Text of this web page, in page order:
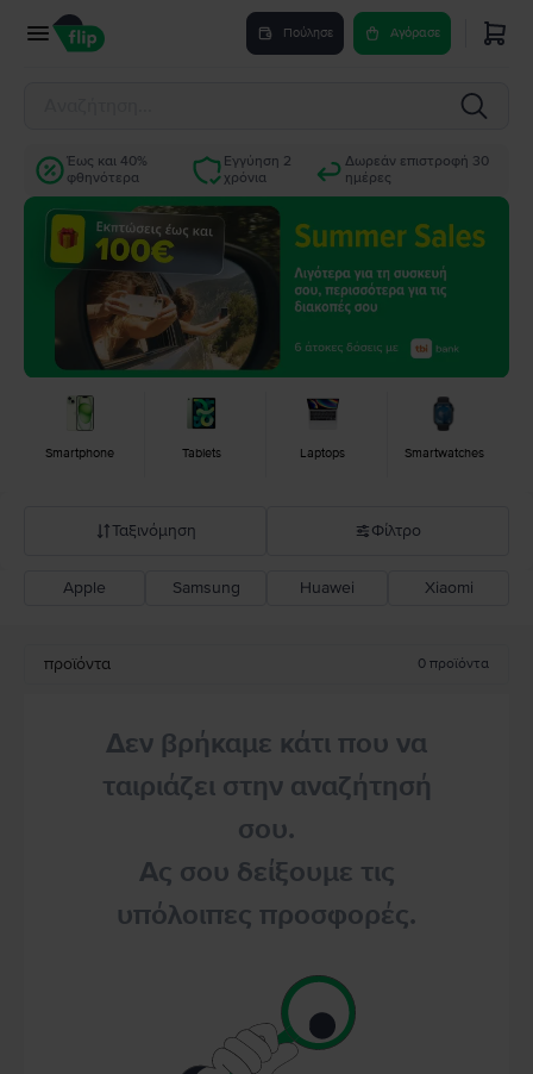
Πούλησε Αγόρασε
Έως και 40%
φθηνότερα
Εγγύηση 2
χρόνια
Δωρεάν επιστροφή 30
ημέρες
Smartphone Tablets Laptops Smartwatches
Ταξινόμηση
Σύσταση Flip
Φίλτρο
Apple Samsung Huawei Xiaomi
προϊόντα 0 προϊόντα
Δεν βρήκαμε κάτι που να
ταιριάζει στην αναζήτησή
σου.
Ας σου δείξουμε τις
υπόλοιπες προσφορές.